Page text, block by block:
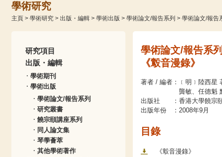
學術研究
主頁> 學術研究> 出版・編輯> 學術出版 > 學術論文/報告系列 > 學術論文/報告
研究項目
出版・編輯
學術期刊
學術出版
學術論文/報告系列
研究叢書
饒宗頤講座系列
同人論文集
琴學薈萃
其他學術著作
學術論文/報告系
《鷇音漫錄》
著者 / 編者：
﹝明﹞陸西星
龔敏、任德魁
出版社
： 香港大學饒宗
出版年份
： 2008年9月
目錄
《鷇音漫錄》